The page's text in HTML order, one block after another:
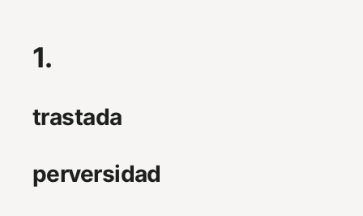
1.
trastada
perversidad